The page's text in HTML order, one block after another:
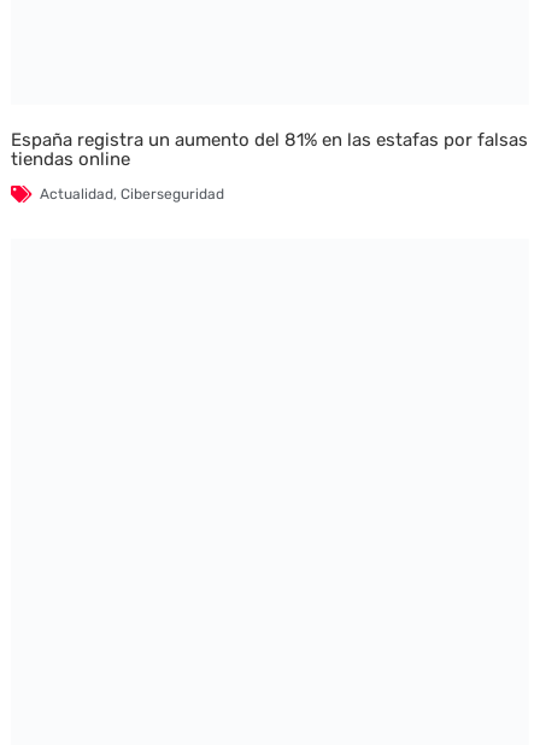
España registra un aumento del 81% en las estafas por falsas
tiendas online
Actualidad, Ciberseguridad